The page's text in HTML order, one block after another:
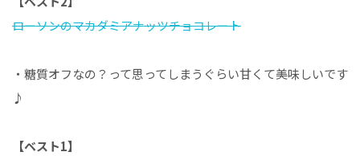
ローソンのマカダミアナッツチョコレート
・糖質オフなの？って思ってしまうぐらい甘くて美味しいです
♪
【ベスト1】